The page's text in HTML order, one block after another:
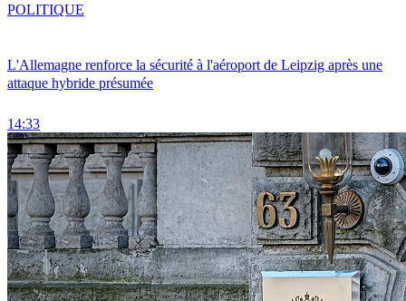
L'Allemagne renforce la sécurité à l'aéroport de Leipzig après une
attaque hybride présumée
14:33
POLITIQUE